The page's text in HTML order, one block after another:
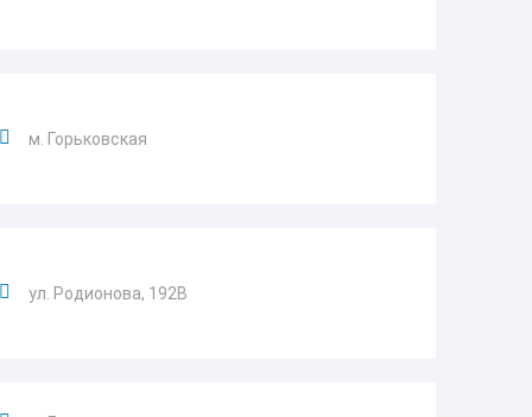
м. Горьковская
ул. Родионова, 192В